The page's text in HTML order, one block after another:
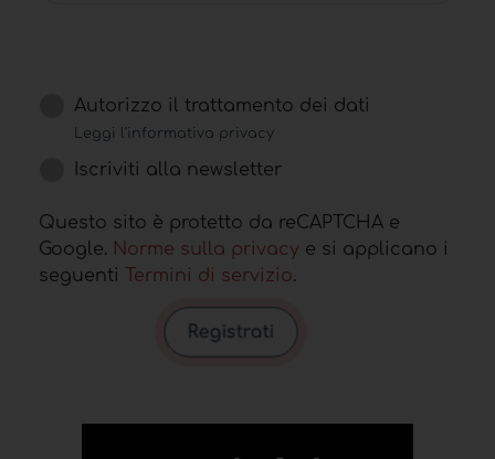
Autorizzo il trattamento dei dati
Leggi l'informativa privacy
Iscriviti alla newsletter
Questo sito è protetto da reCAPTCHA e
Google. Norme sulla privacy e si applicano i
seguenti
Termini di servizio.
Registrati